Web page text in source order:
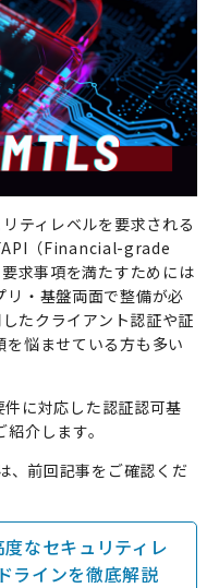
ティレベルを要求される
（Financial-grade
求事項を満たすためには
リ・基盤両面で整備が必
たクライアント認証や証
悩ませている方も多い
に対応した認証認可基
介します。
、前回記事をご確認くだ
なセキュリティレ
ラインを徹底解説